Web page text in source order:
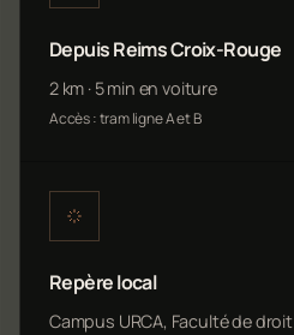
Depuis Reims Croix-Rouge
2 km · 5 min en voiture
Accès : tram ligne A et B
Repère local
Campus URCA, Faculté de droit